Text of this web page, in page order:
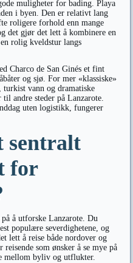
muligheter for bading. Playa
i byen. Den er relativt lang
roligere forhold enn mange
det gjør det lett å kombinere en
rolig kveldstur langs
Charco de San Ginés et fint
og sjø. For mer «klassiske»
turkist vann og dramatiske
andre steder på Lanzarote.
uten logistikk, fungerer
sentralt
for
å utforske Lanzarote. Du
populære severdighetene, og
lett å reise både nordover og
som ønsker å se mye på
mellom byliv og utflukter.